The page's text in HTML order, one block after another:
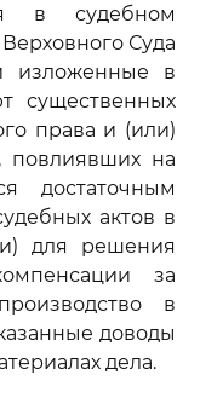
в судебном
Суда
изложенные в
существенных
права и (или)
повлиявших на
достаточным
актов в
для решения
за
в
доводы
дела.